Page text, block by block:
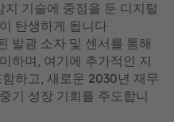
지 기술에 중점을 둔 디지털
탄생하게 됩니다
발광 소자 및 센서를 통해
하며, 여기에 추가적인 지
하고, 새로운 2030년 재무
기 성장 기회를 주도합니